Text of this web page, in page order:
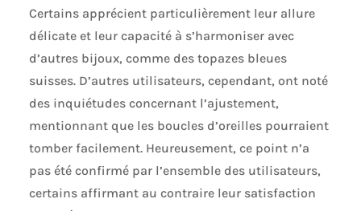
Certains apprécient particulièrement leur allure
délicate et leur capacité à s’harmoniser avec
d’autres bijoux, comme des topazes bleues
suisses. D’autres utilisateurs, cependant, ont noté
des inquiétudes concernant l’ajustement,
mentionnant que les boucles d’oreilles pourraient
tomber facilement. Heureusement, ce point n’a
pas été confirmé par l’ensemble des utilisateurs,
certains affirmant au contraire leur satisfaction